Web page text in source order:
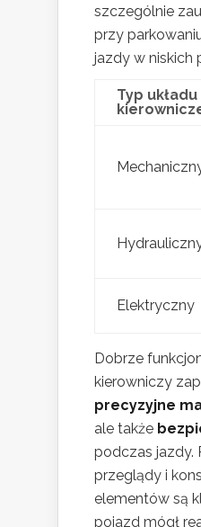
szczególnie
przy
jazdy w niskich
Typ układu
Elektryczny
Dobrze
kierowniczy
precyzyjne
ale także
podczas jazdy.
przeglądy i
elementów są
pojazd mógł